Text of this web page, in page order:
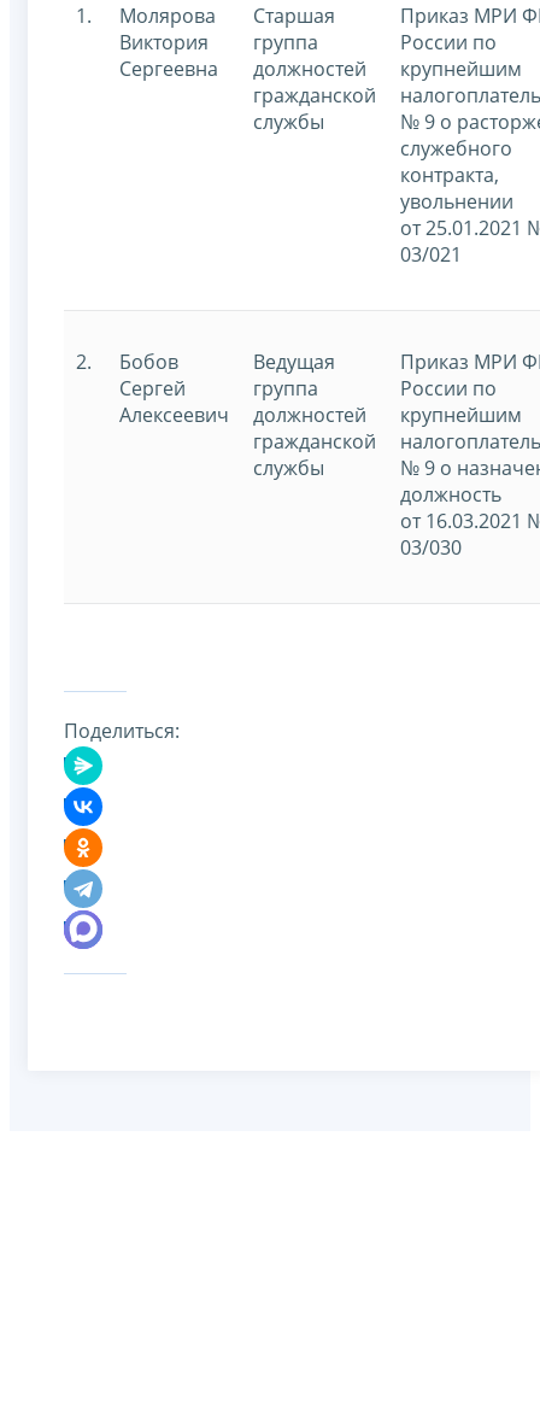
1.
Молярова
Виктория
Сергеевна
Старшая
группа
должностей
гражданской
службы
Приказ МРИ
России по
крупнейшим
№ 9 о
служебного
контракта,
увольнении
от 25.01.2021
03/021
2.
Бобов
Сергей
Алексеевич
Ведущая
группа
должностей
гражданской
службы
Приказ МРИ
России по
крупнейшим
№ 9 о
должность
от 16.03.2021
03/030
Поделиться: